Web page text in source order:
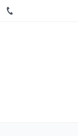
Youtube